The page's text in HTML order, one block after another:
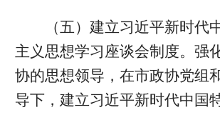
（五）建立习近平新时代
主义思想学习座谈会制度。强
协的思想领导，在市政协党组
导下，建立习近平新时代中国